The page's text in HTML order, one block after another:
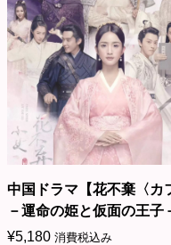
中国ドラマ【花不棄〈カ
－運命の姫と仮面の王子
話 DVD＆Blu-ray
¥5,180 消費税込み